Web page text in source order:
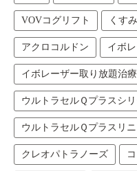
VOVコグリフト くすみ
アクロコルドン イボ
イボレーザー取り放題治療
ウルトラセルＱプラスシ
ウルトラセルＱプラスリ
クレオパトラノーズ